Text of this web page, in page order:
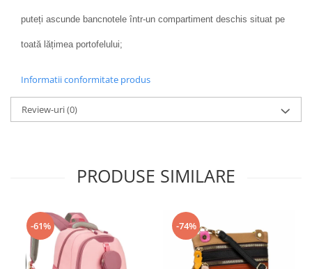
puteți ascunde bancnotele într-un compartiment deschis situat pe
toată lățimea portofelului;
Informatii conformitate produs
Review-uri(0)
PRODUSE SIMILARE
-61% -74%